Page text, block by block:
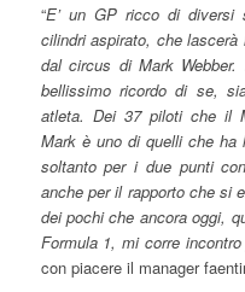
“E’ un GP ricco di diversi
cilindri aspirato, che
dal circus di Mark Webber.
bellissimo ricordo di se,
atleta. Dei 37 piloti che il
Mark è uno di quelli che ha
soltanto per i due punti
anche per il rapporto che si
dei pochi che ancora oggi,
Formula 1, mi corre
con piacere il manager